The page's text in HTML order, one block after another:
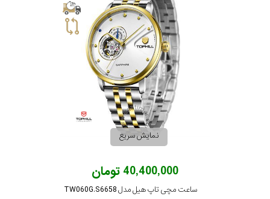
نمایش سریع
40,400,000 تومان
ساعت مچی تاپ هیل مدل TW060G.S6658